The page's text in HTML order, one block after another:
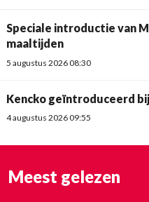
Speciale introductie van
maaltijden
5 augustus 2026 08:30
Kencko geïntroduceerd
4 augustus 2026 09:55
Meest gelezen